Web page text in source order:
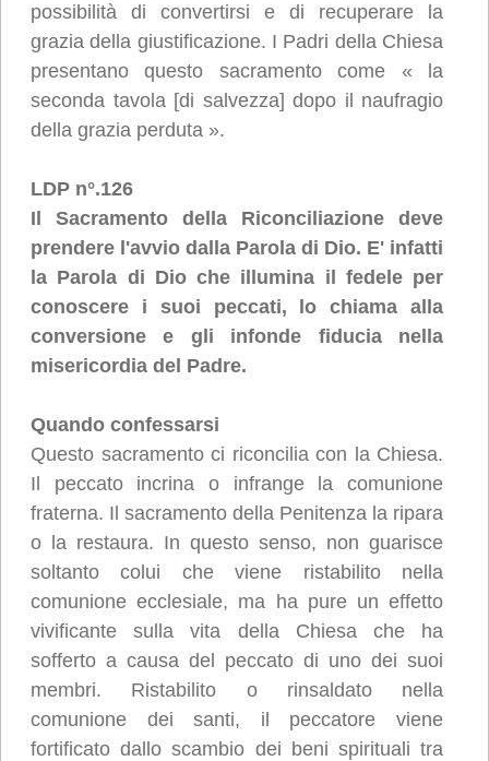
possibilità di convertirsi e di recuperare la
grazia della giustificazione. I Padri della Chiesa
presentano questo sacramento come « la
seconda tavola [di salvezza] dopo il naufragio
della grazia perduta ».
LDP n°.126
Il Sacramento della Riconciliazione deve
prendere l'avvio dalla Parola di Dio. E' infatti
la Parola di Dio che illumina il fedele per
conoscere i suoi peccati, lo chiama alla
conversione e gli infonde fiducia nella
misericordia del Padre.
Quando confessarsi
Questo sacramento ci riconcilia con la Chiesa.
Il peccato incrina o infrange la comunione
fraterna. Il sacramento della Penitenza la ripara
o la restaura. In questo senso, non guarisce
soltanto colui che viene ristabilito nella
comunione ecclesiale, ma ha pure un effetto
vivificante sulla vita della Chiesa che ha
sofferto a causa del peccato di uno dei suoi
membri. Ristabilito o rinsaldato nella
comunione dei santi, il peccatore viene
fortificato dallo scambio dei beni spirituali tra